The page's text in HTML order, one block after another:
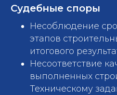
Судебные споры
Несоблюдение
этапов
итогового
Несоответствие
выполненных
Техническому